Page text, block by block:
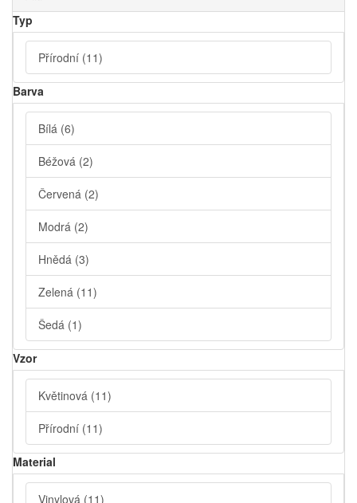
Typ
Přírodní (11)
Barva
Bílá (6)
Béžová (2)
Červená (2)
Modrá (2)
Hnědá (3)
Zelená (11)
Šedá (1)
Vzor
Květinová (11)
Přírodní (11)
Material
Vinylová (11)